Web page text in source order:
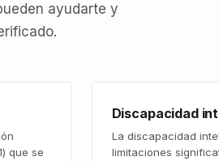
ayudarte y
que se
Discapacidad
La discapacidad
limitaciones